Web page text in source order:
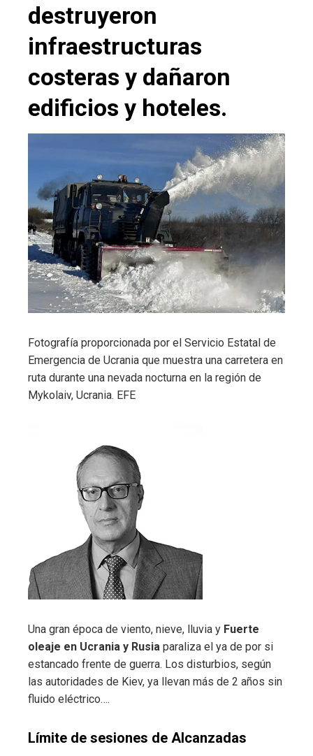
destruyeron
infraestructuras
costeras y dañaron
edificios y hoteles.
Fotografía proporcionada por el Servicio Estatal de
Emergencia de Ucrania que muestra una carretera en
ruta durante una nevada nocturna en la región de
Mykolaiv, Ucrania. EFE
Una gran época de viento, nieve, lluvia y Fuerte
oleaje en Ucrania y Rusia paraliza el ya de por si
estancado frente de guerra. Los disturbios, según
las autoridades de Kiev, ya llevan más de 2 años sin
fluido eléctrico….
Límite de sesiones de Alcanzadas